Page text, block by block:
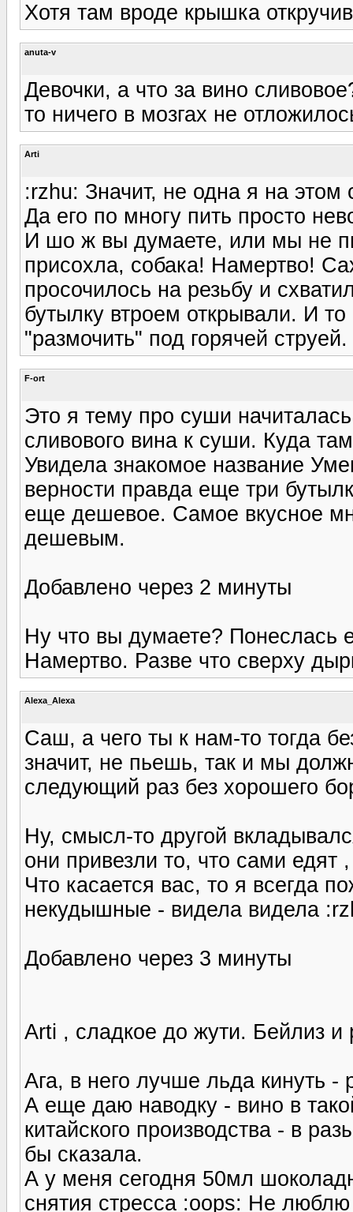
Хотя там вроде крышка
anuta-v
Девочки, а что за вино
то ничего в мозгах не
Arti
:rzhu: Значит, не одна я на этом
Да его по многу пить просто
И шо ж вы думаете, или мы не
присохла, собака! Намертво!
просочилось на резьбу и
бутылку втроем открывали. И
"размочить" под горячей струей.
F-ort
Это я тему про суши
сливового вина к суши. Куда
Увидела знакомое название
верности правда еще три
еще дешевое. Самое вкусное
дешевым.
Добавлено через 2 минуты
Ну что вы думаете? Понеслась
Намертво. Разве что сверху
Alexa_Alexa
Саш, а чего ты к нам-то тогда
значит, не пьешь, так и мы
следующий раз без хорошего
Ну, смысл-то другой
они привезли то, что сами едят
Что касается вас, то я всегда
некудышные - видела видела
Добавлено через 3 минуты
Arti , сладкое до жути. Бейлиз и
Ага, в него лучше льда кинуть -
А еще даю наводку - вино в
китайского производства - в
бы сказала.
А у меня сегодня 50мл
снятия стресса :oops: Не